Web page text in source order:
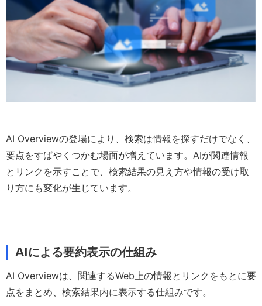
AI Overviewの登場により、検索は情報を探すだけでなく、
要点をすばやくつかむ場面が増えています。AIが関連情報
とリンクを示すことで、検索結果の見え方や情報の受け取
り方にも変化が生じています。
AIによる要約表示の仕組み
AI Overviewは、関連するWeb上の情報とリンクをもとに要
点をまとめ、検索結果内に表示する仕組みです。